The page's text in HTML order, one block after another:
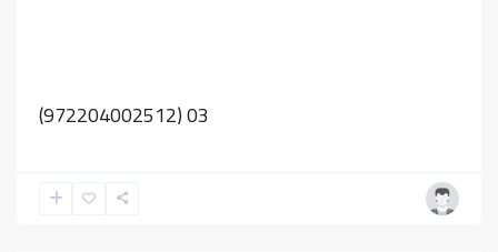
03 (972204002512)